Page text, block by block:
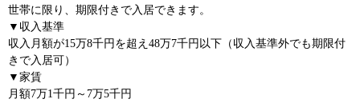
世帯に限り、期限付きで入居できます。
▼収入基準
収入月額が15万8千円を超え48万7千円以下（収入基準外でも期限付
きで入居可）
▼家賃
月額7万1千円～7万5千円